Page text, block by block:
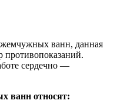
ванн, данная
противопоказаний.
сердечно —
ванн относят: